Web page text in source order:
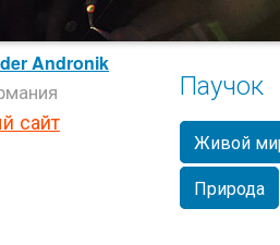
Andronik
сайт
Паучок
Живой
Природа